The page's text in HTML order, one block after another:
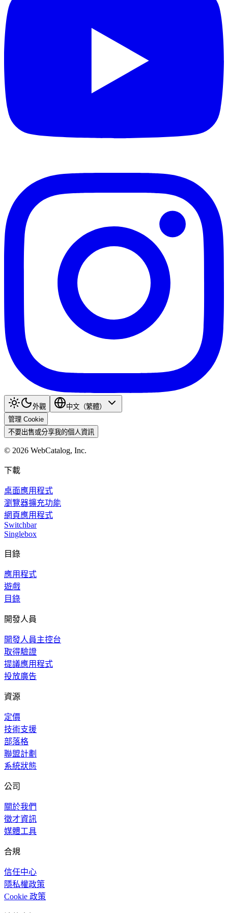
外觀
中文（繁體）
管理 Cookie
不要出售或分享我的個人資訊
© 2026 WebCatalog, Inc.
下載
桌面應用程式
瀏覽器擴充功能
網頁應用程式
Switchbar
Singlebox
目錄
應用程式
遊戲
目錄
開發人員
開發人員主控台
取得驗證
提議應用程式
投放廣告
資源
定價
技術支援
部落格
聯盟計劃
系統狀態
公司
關於我們
徵才資訊
媒體工具
合規
信任中心
隱私權政策
Cookie 政策